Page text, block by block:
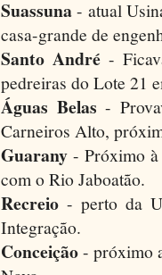
Suassuna- atual
casa-grande de
Santo André-
pedreiras do Lote 21
Águas Belas -
Carneiros Alto,
Guarany - Próximo
com o Rio Jaboatão.
Recreio - perto da
Integração.
Conceição- próximo